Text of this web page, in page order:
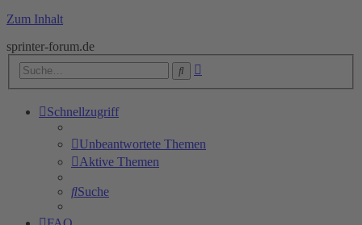
Zum Inhalt
sprinter-forum.de
Suche
Schnellzugriff
Unbeantwortete Themen
Aktive Themen
Suche